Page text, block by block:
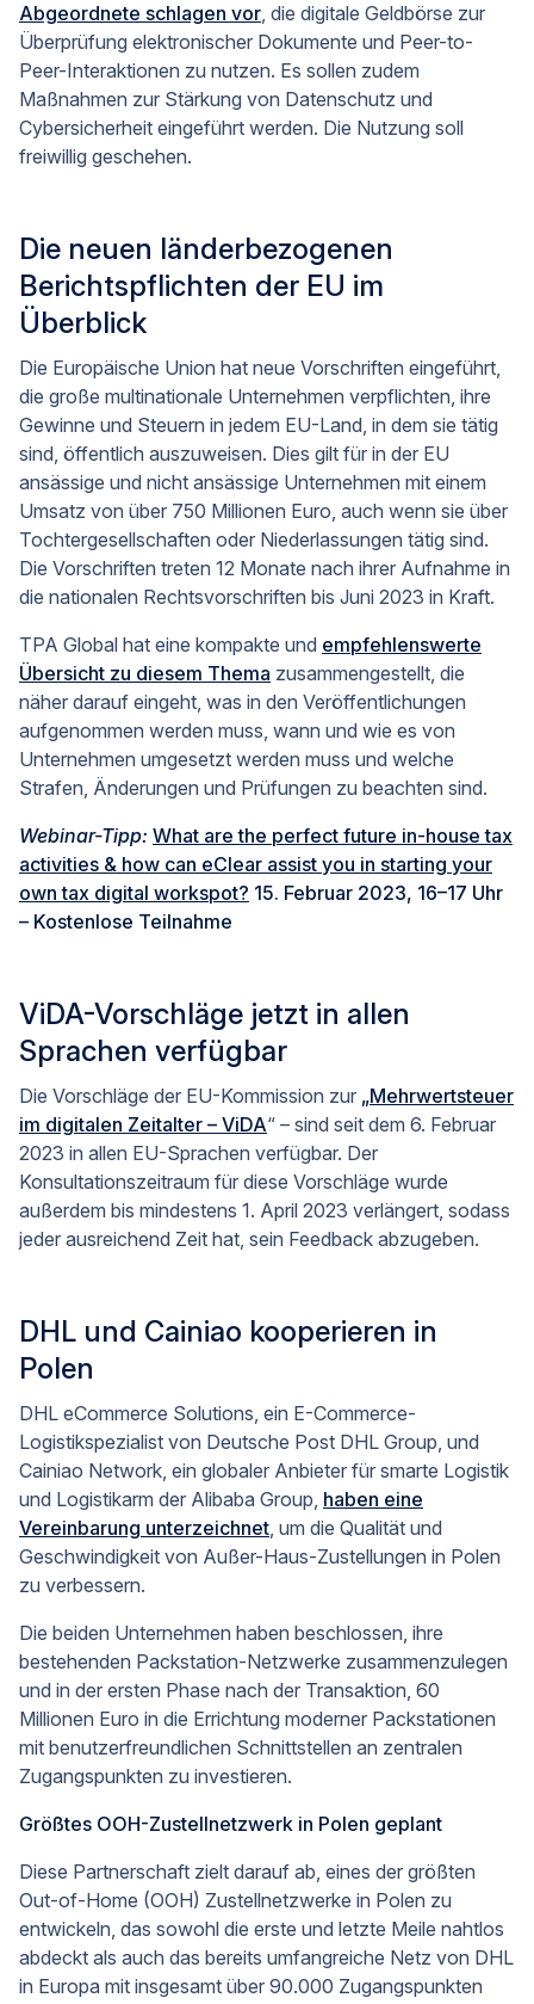
Abgeordnete schlagen vor, die digitale Geldbörse zur
Überprüfung elektronischer Dokumente und Peer-to-
Peer-Interaktionen zu nutzen. Es sollen zudem
Maßnahmen zur Stärkung von Datenschutz und
Cybersicherheit eingeführt werden. Die Nutzung soll
freiwillig geschehen.
Die neuen länderbezogenen
Berichtspflichten der EU im
Überblick
Die Europäische Union hat neue Vorschriften eingeführt,
die große multinationale Unternehmen verpflichten, ihre
Gewinne und Steuern in jedem EU-Land, in dem sie tätig
sind, öffentlich auszuweisen. Dies gilt für in der EU
ansässige und nicht ansässige Unternehmen mit einem
Umsatz von über 750 Millionen Euro, auch wenn sie über
Tochtergesellschaften oder Niederlassungen tätig sind.
Die Vorschriften treten 12 Monate nach ihrer Aufnahme in
die nationalen Rechtsvorschriften bis Juni 2023 in Kraft.
TPA Global hat eine kompakte und empfehlenswerte
Übersicht zu diesem Thema zusammengestellt, die
näher darauf eingeht, was in den Veröffentlichungen
aufgenommen werden muss, wann und wie es von
Unternehmen umgesetzt werden muss und welche
Strafen, Änderungen und Prüfungen zu beachten sind.
Webinar-Tipp: What are the perfect future in-house tax
activities & how can eClear assist you in starting your
own tax digital workspot? 15. Februar 2023, 16–17 Uhr
– Kostenlose Teilnahme
ViDA-Vorschläge jetzt in allen
Sprachen verfügbar
Die Vorschläge der EU-Kommission zur „Mehrwertsteuer
im digitalen Zeitalter – ViDA“ – sind seit dem 6. Februar
2023 in allen EU-Sprachen verfügbar. Der
Konsultationszeitraum für diese Vorschläge wurde
außerdem bis mindestens 1. April 2023 verlängert, sodass
jeder ausreichend Zeit hat, sein Feedback abzugeben.
DHL und Cainiao kooperieren in
Polen
DHL eCommerce Solutions, ein E-Commerce-
Logistikspezialist von Deutsche Post DHL Group, und
Cainiao Network, ein globaler Anbieter für smarte Logistik
und Logistikarm der Alibaba Group, haben eine
Vereinbarung unterzeichnet, um die Qualität und
Geschwindigkeit von Außer-Haus-Zustellungen in Polen
zu verbessern.
Die beiden Unternehmen haben beschlossen, ihre
bestehenden Packstation-Netzwerke zusammenzulegen
und in der ersten Phase nach der Transaktion, 60
Millionen Euro in die Errichtung moderner Packstationen
mit benutzerfreundlichen Schnittstellen an zentralen
Zugangspunkten zu investieren.
Größtes OOH-Zustellnetzwerk in Polen geplant
Diese Partnerschaft zielt darauf ab, eines der größten
Out-of-Home (OOH) Zustellnetzwerke in Polen zu
entwickeln, das sowohl die erste und letzte Meile nahtlos
abdeckt als auch das bereits umfangreiche Netz von DHL
in Europa mit insgesamt über 90.000 Zugangspunkten